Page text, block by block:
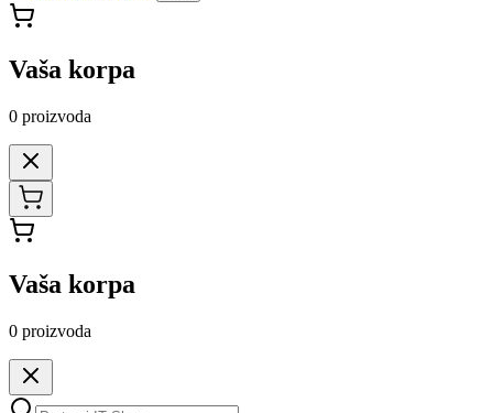
Vaša korpa
0 proizvoda
Vaša korpa
0 proizvoda